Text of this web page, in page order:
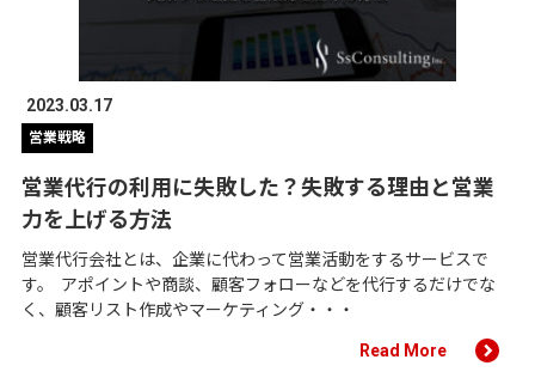
2023.03.17
営業戦略
営業代行の利用に失敗した？失敗する理由と営業
力を上げる方法
営業代行会社とは、企業に代わって営業活動をするサービスで
す。 アポイントや商談、顧客フォローなどを代行するだけでな
く、顧客リスト作成やマーケティング・・・
Read More